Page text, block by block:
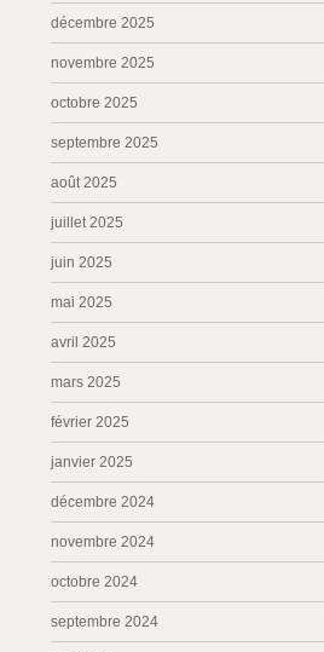
décembre 2025
novembre 2025
octobre 2025
septembre 2025
août 2025
juillet 2025
juin 2025
mai 2025
avril 2025
mars 2025
février 2025
janvier 2025
décembre 2024
novembre 2024
octobre 2024
septembre 2024